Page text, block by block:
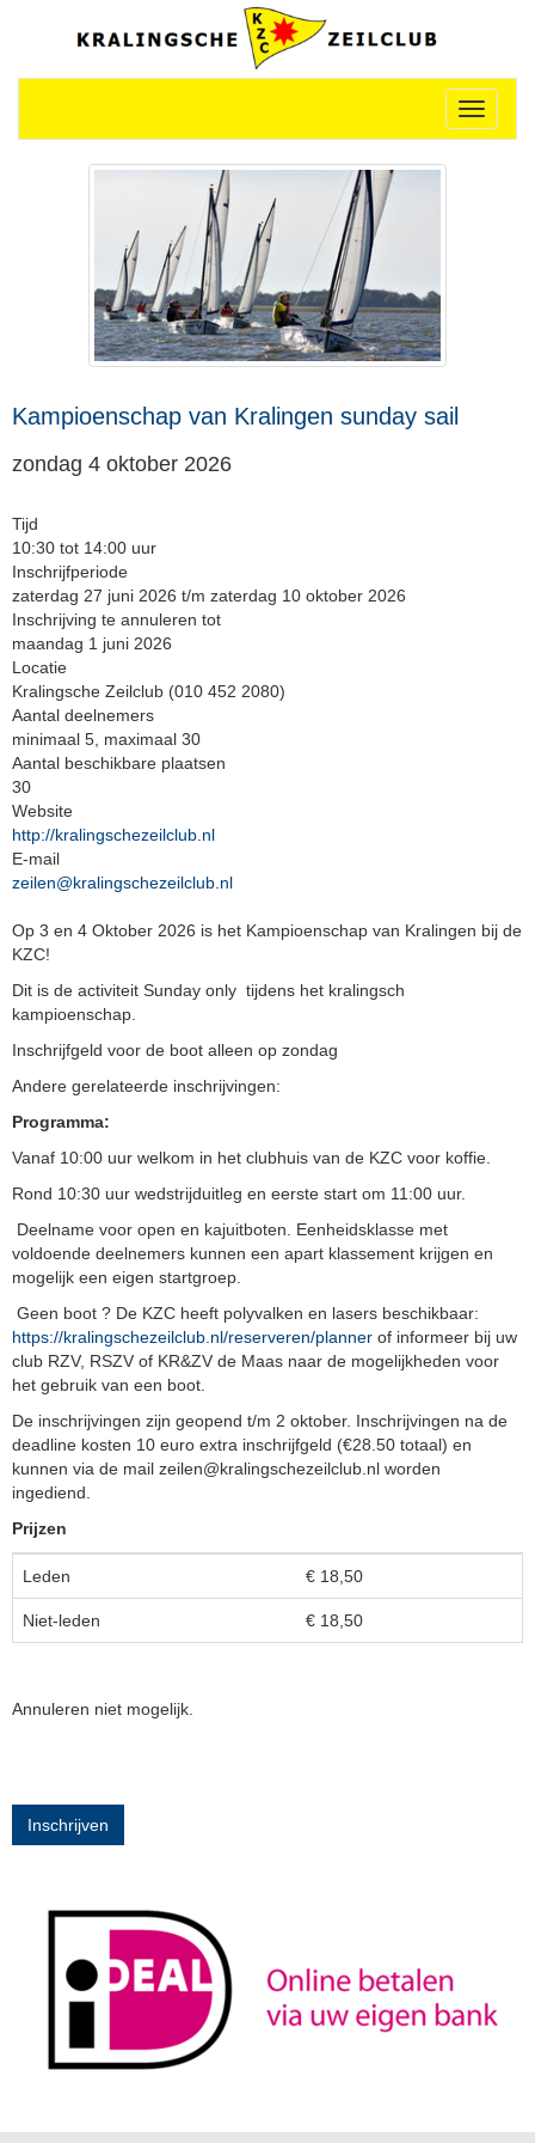
Toggle
Kampioenschap van Kralingen sunday sail
zondag 4 oktober 2026
Tijd
10:30 tot 14:00 uur
Inschrijfperiode
zaterdag 27 juni 2026 t/m zaterdag 10 oktober 2026
Inschrijving te annuleren tot
maandag 1 juni 2026
Locatie
Kralingsche Zeilclub (010 452 2080)
Aantal deelnemers
minimaal 5, maximaal 30
Aantal beschikbare plaatsen
30
Website
http://kralingschezeilclub.nl
E-mail
neliez@kralingschezeilclub.nl
Op 3 en 4 Oktober 2026 is het Kampioenschap van Kralingen bij de
KZC!
Dit is de activiteit Sunday only tijdens het kralingsch
kampioenschap.
Inschrijfgeld voor de boot alleen op zondag
Andere gerelateerde inschrijvingen:
Programma:
Vanaf 10:00 uur welkom in het clubhuis van de KZC voor koffie.
Rond 10:30 uur wedstrijduitleg en eerste start om 11:00 uur.
Deelname voor open en kajuitboten. Eenheidsklasse met
voldoende deelnemers kunnen een apart klassement krijgen en
mogelijk een eigen startgroep.
Geen boot ? De KZC heeft polyvalken en lasers beschikbaar:
https://kralingschezeilclub.nl/reserveren/planner of informeer bij uw
club RZV, RSZV of KR&ZV de Maas naar de mogelijkheden voor
het gebruik van een boot.
De inschrijvingen zijn geopend t/m 2 oktober. Inschrijvingen na de
deadline kosten 10 euro extra inschrijfgeld (€28.50 totaal) en
kunnen via de mail neliez@kralingschezeilclub.nl worden
ingediend.
Prijzen
Leden € 18,50
Niet-leden € 18,50
Annuleren niet mogelijk.
Inschrijven